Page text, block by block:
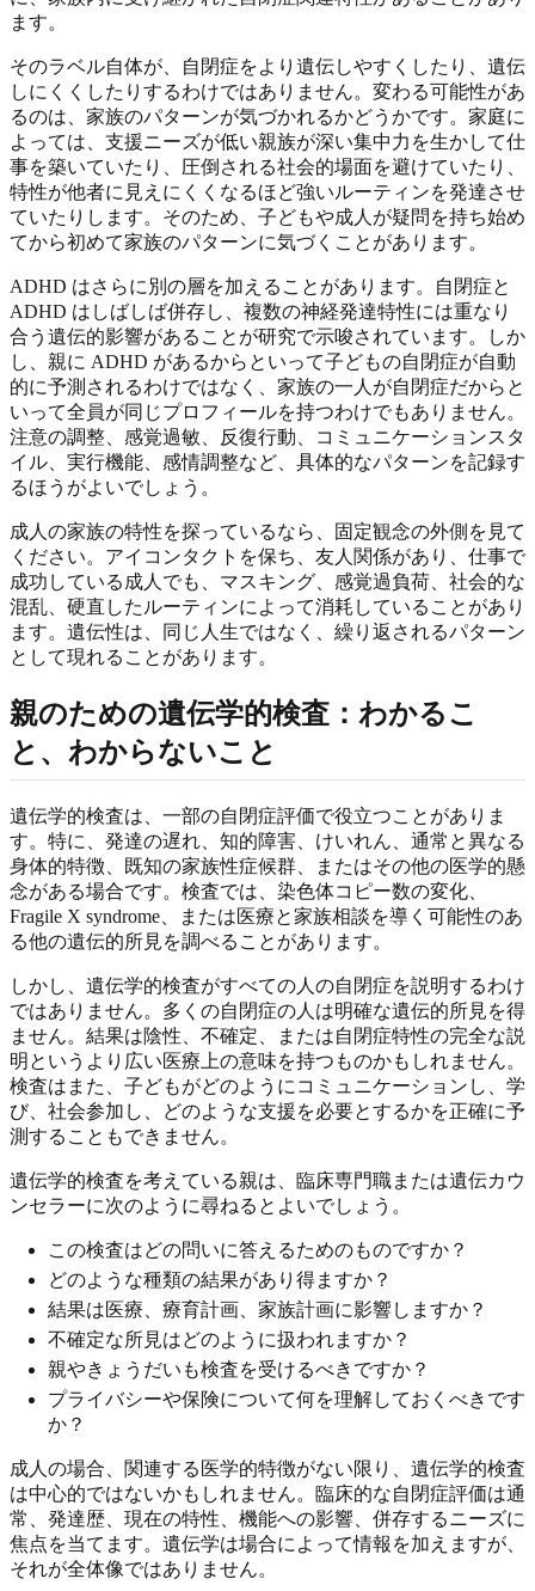
ます。
そのラベル自体が、自閉症をより遺伝しやすくしたり、遺伝
しにくくしたりするわけではありません。変わる可能性があ
るのは、家族のパターンが気づかれるかどうかです。家庭に
よっては、支援ニーズが低い親族が深い集中力を生かして仕
事を築いていたり、圧倒される社会的場面を避けていたり、
特性が他者に見えにくくなるほど強いルーティンを発達させ
ていたりします。そのため、子どもや成人が疑問を持ち始め
てから初めて家族のパターンに気づくことがあります。
ADHD はさらに別の層を加えることがあります。自閉症と
ADHD はしばしば併存し、複数の神経発達特性には重なり
合う遺伝的影響があることが研究で示唆されています。しか
し、親に ADHD があるからといって子どもの自閉症が自動
的に予測されるわけではなく、家族の一人が自閉症だからと
いって全員が同じプロフィールを持つわけでもありません。
注意の調整、感覚過敏、反復行動、コミュニケーションスタ
イル、実行機能、感情調整など、具体的なパターンを記録す
るほうがよいでしょう。
成人の家族の特性を探っているなら、固定観念の外側を見て
ください。アイコンタクトを保ち、友人関係があり、仕事で
成功している成人でも、マスキング、感覚過負荷、社会的な
混乱、硬直したルーティンによって消耗していることがあり
ます。遺伝性は、同じ人生ではなく、繰り返されるパターン
として現れることがあります。
親のための遺伝学的検査：わかるこ
と、わからないこと
遺伝学的検査は、一部の自閉症評価で役立つことがありま
す。特に、発達の遅れ、知的障害、けいれん、通常と異なる
身体的特徴、既知の家族性症候群、またはその他の医学的懸
念がある場合です。検査では、染色体コピー数の変化、
Fragile X syndrome、または医療と家族相談を導く可能性のあ
る他の遺伝的所見を調べることがあります。
しかし、遺伝学的検査がすべての人の自閉症を説明するわけ
ではありません。多くの自閉症の人は明確な遺伝的所見を得
ません。結果は陰性、不確定、または自閉症特性の完全な説
明というより広い医療上の意味を持つものかもしれません。
検査はまた、子どもがどのようにコミュニケーションし、学
び、社会参加し、どのような支援を必要とするかを正確に予
測することもできません。
遺伝学的検査を考えている親は、臨床専門職または遺伝カウ
ンセラーに次のように尋ねるとよいでしょう。
この検査はどの問いに答えるためのものですか？
どのような種類の結果があり得ますか？
結果は医療、療育計画、家族計画に影響しますか？
不確定な所見はどのように扱われますか？
親やきょうだいも検査を受けるべきですか？
プライバシーや保険について何を理解しておくべきです
か？
成人の場合、関連する医学的特徴がない限り、遺伝学的検査
は中心的ではないかもしれません。臨床的な自閉症評価は通
常、発達歴、現在の特性、機能への影響、併存するニーズに
焦点を当てます。遺伝学は場合によって情報を加えますが、
それが全体像ではありません。